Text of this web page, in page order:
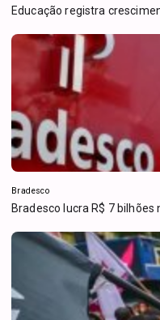
Educação registra
Bradesco
Bradesco lucra R$ 7